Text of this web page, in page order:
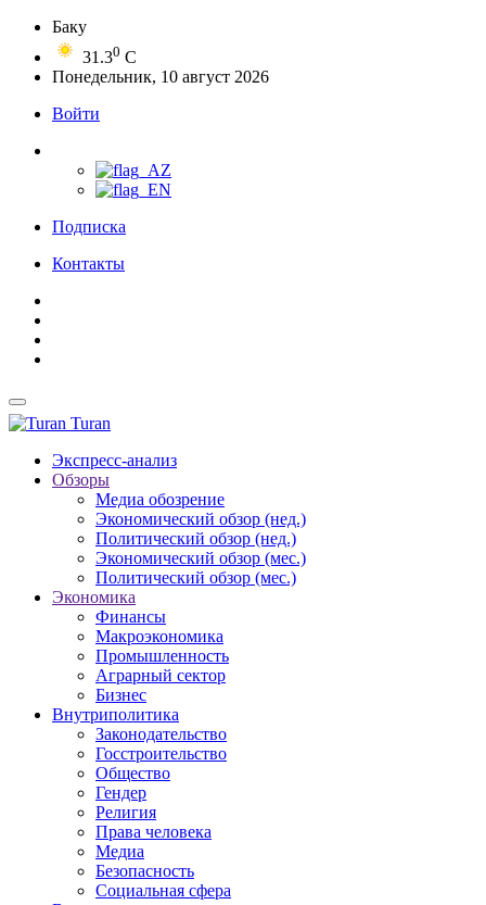
Баку
31.30 C
Понедельник, 10 август 2026
Войти
Подписка
Контакты
Turan
Экспресс-анализ
Обзоры
Медиа обозрение
Экономический обзор (нед.)
Политический обзор (нед.)
Экономический обзор (мес.)
Политический обзор (мес.)
Экономика
Финансы
Макроэкономика
Промышленность
Аграрный сектор
Бизнес
Внутриполитика
Законодательство
Госстроительство
Общество
Гендер
Религия
Права человека
Медиа
Безопасность
Социальная сфера